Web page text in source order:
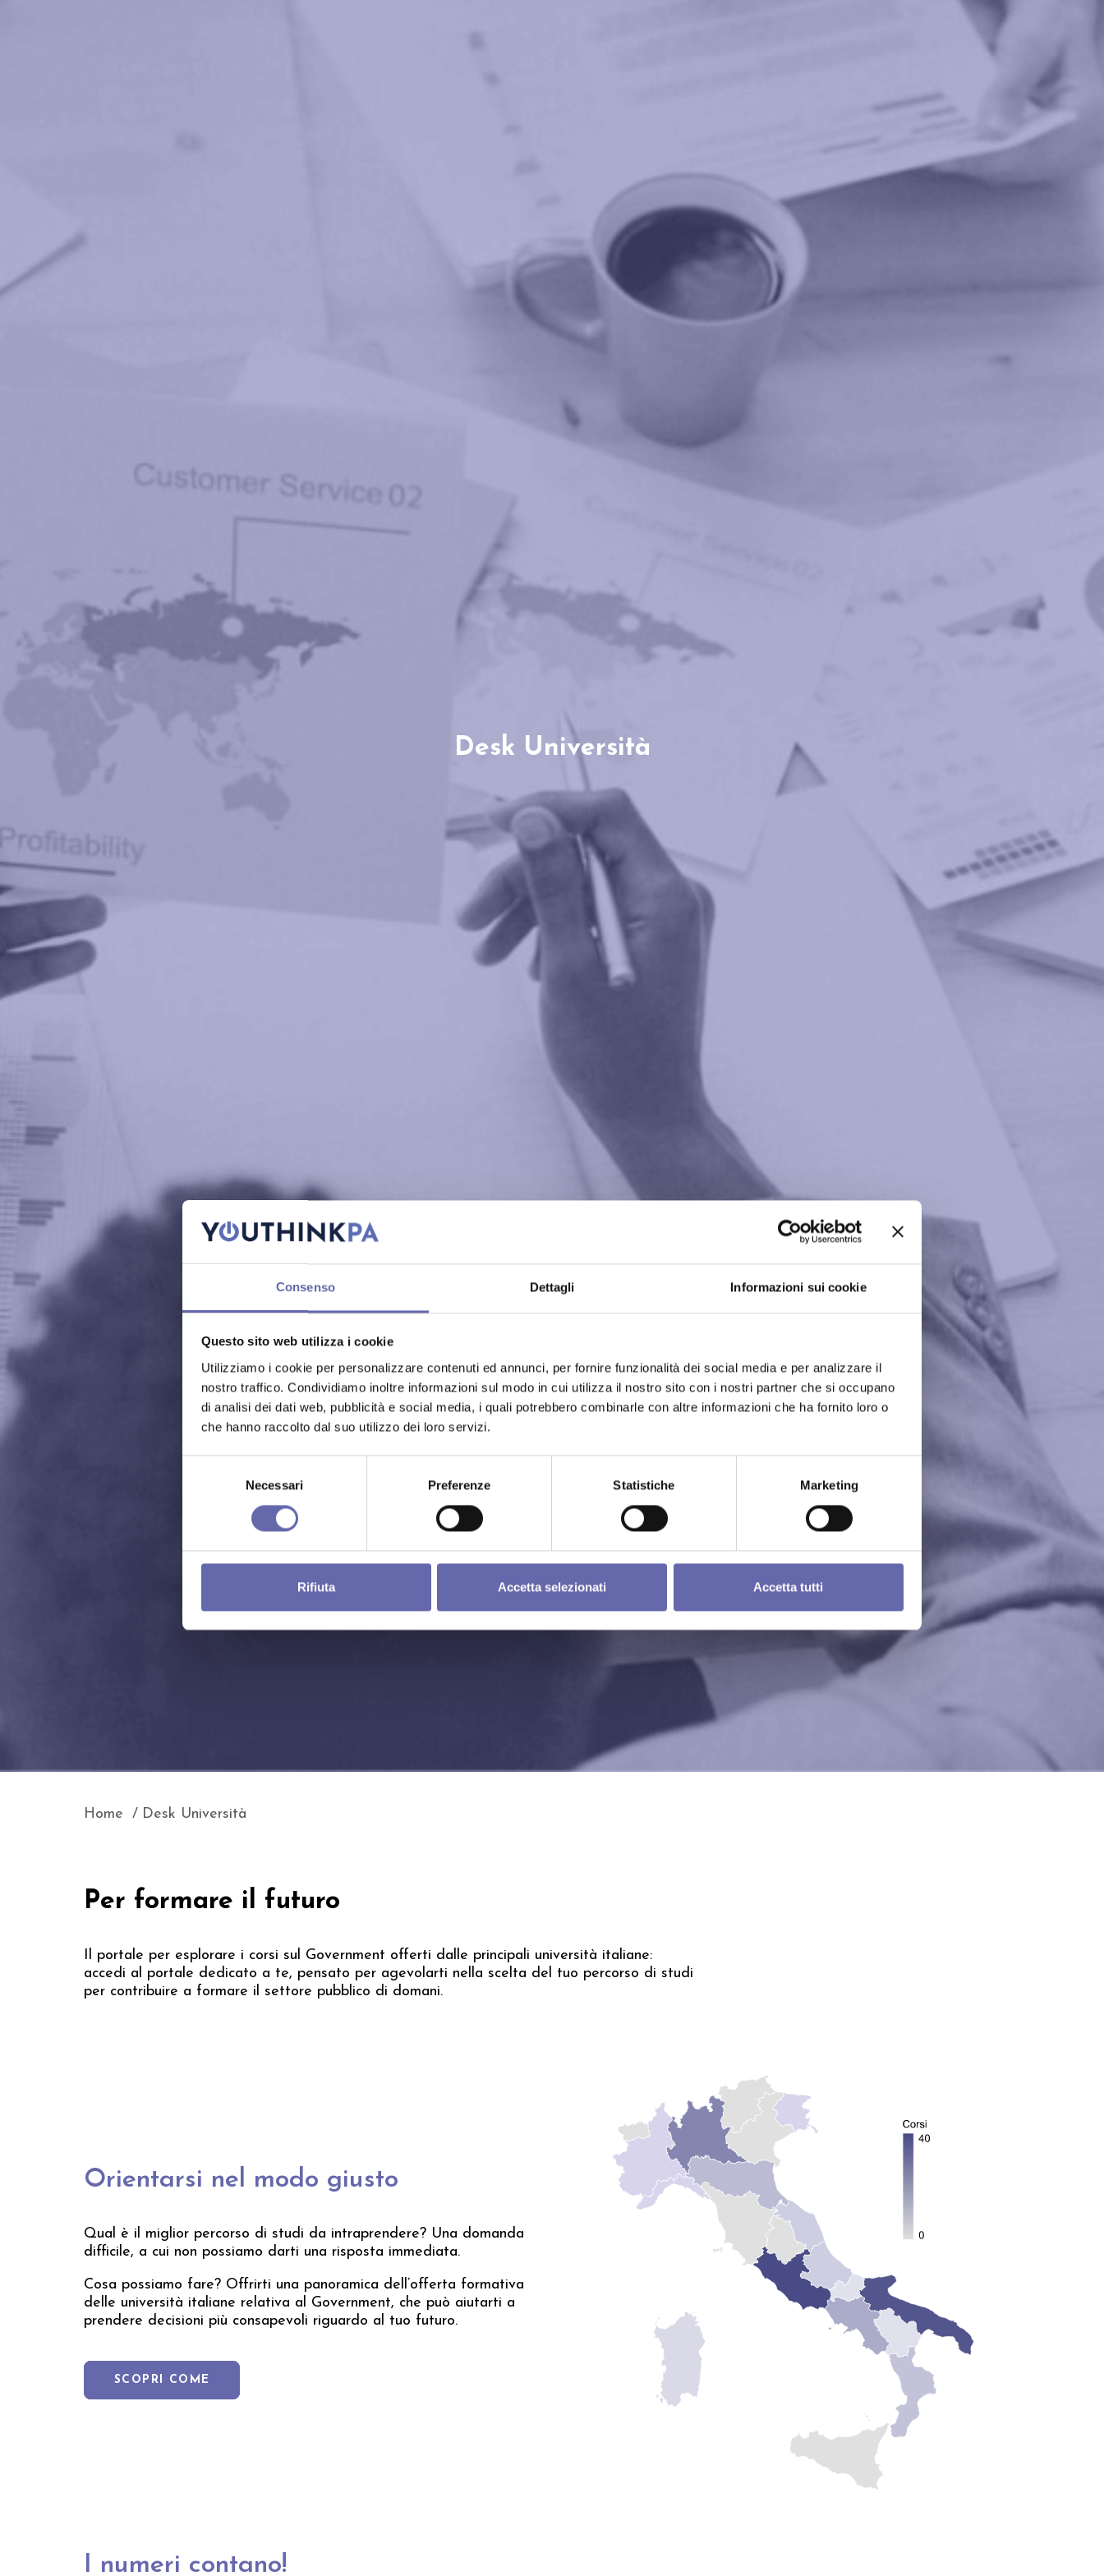
Consenso Dettagli Informazioni sui cookie
Questo sito web utilizza i cookie
Utilizziamo i cookie per personalizzare contenuti ed annunci, per fornire funzionalità dei social media e per analizzare il
nostro traffico. Condividiamo inoltre informazioni sul modo in cui utilizza il nostro sito con i nostri partner che si occupano
di analisi dei dati web, pubblicità e social media, i quali potrebbero combinarle con altre informazioni che ha fornito loro o
che hanno raccolto dal suo utilizzo dei loro servizi.
Necessari Preferenze Statistiche Marketing
Rifiuta Accetta selezionati Accetta tutti
Desk Università
Home Desk Università
Per formare il futuro
Il portale per esplorare i corsi sul Government offerti dalle principali università italiane:
accedi al portale dedicato a te, pensato per agevolarti nella scelta del tuo percorso di studi
per contribuire a formare il settore pubblico di domani.
Orientarsi nel modo giusto
Qual è il miglior percorso di studi da intraprendere? Una domanda
difficile, a cui non possiamo darti una risposta immediata.
Cosa possiamo fare? Offrirti una panoramica dell’offerta formativa
delle università italiane relativa al Government, che può aiutarti a
prendere decisioni più consapevoli riguardo al tuo futuro.
SCOPRI COME
I numeri contano!